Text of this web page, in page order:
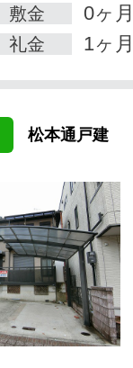
敷金 0ヶ月
礼金 1ヶ月
松本通戸建